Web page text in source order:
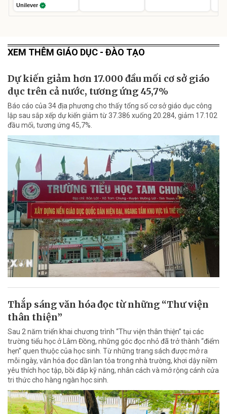
Unilever
XEM THÊM GIÁO DỤC - ĐÀO TẠO
Dự kiến giảm hơn 17.000 đầu mối cơ sở giáo
dục trên cả nước, tương ứng 45,7%
Báo cáo của 34 địa phương cho thấy tổng số cơ sở giáo dục công
lập sau sắp xếp dự kiến giảm từ 37.386 xuống 20.284, giảm 17.102
đầu mối, tương ứng 45,7%.
Thắp sáng văn hóa đọc từ những “Thư viện
thân thiện”
Sau 2 năm triển khai chương trình “Thư viện thân thiện” tại các
trường tiểu học ở Lâm Đồng, những góc đọc nhỏ đã trở thành “điểm
hẹn” quen thuộc của học sinh. Từ những trang sách được mở ra
mỗi ngày, văn hóa đọc dần lan tỏa trong nhà trường, khơi dậy niềm
yêu thích học tập, bồi đắp kỹ năng, nhân cách và mở rộng cánh cửa
tri thức cho hàng ngàn học sinh.